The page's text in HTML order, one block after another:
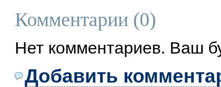
Комментарии (0)
Нет комментариев. Ваш
Добавить